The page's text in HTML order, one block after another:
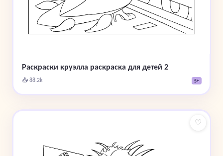
Раскраски круэлла раскраска для детей 2
📥 88.2k 5+
♡